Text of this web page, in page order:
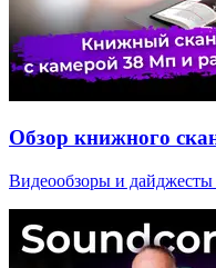
Обзор книжного
Видеообзоры и дайджесты